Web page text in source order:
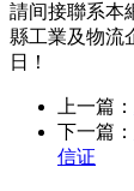
請间接聯系本
縣工業及物流
日！
上一篇：
下一篇：
信证